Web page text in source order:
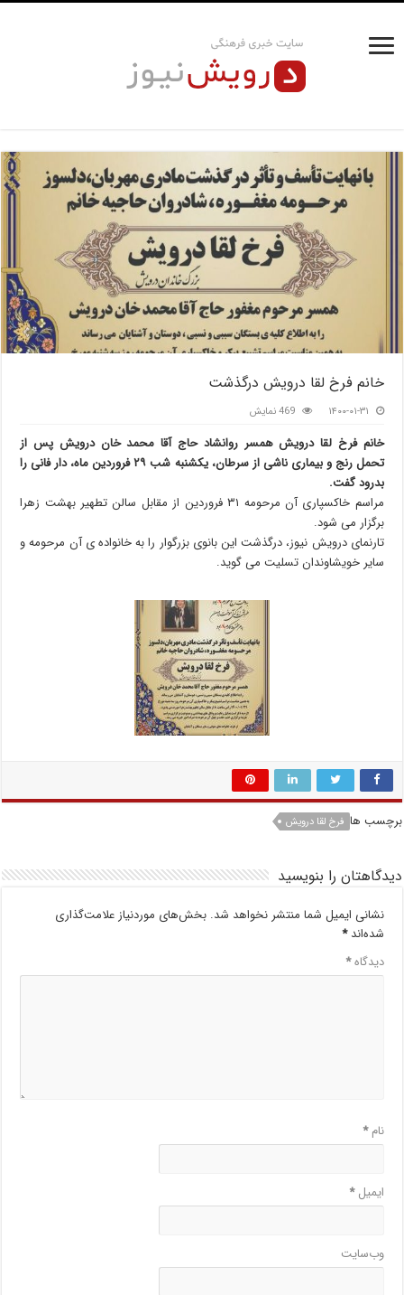
خانم فرخ لقا درویش درگذشت
۱۴۰۰-۰۱-۳۱ 469 نمایش
خانم فرخ لقا درویش همسر روانشاد حاج آقا محمد خان درویش پس از
تحمل رنج و بیماری ناشی از سرطان، یکشنبه شب ۲۹ فروردین ماه، دار فانی را
بدرود گفت.
مراسم خاکسپاری آن مرحومه ۳۱ فروردین از مقابل سالن تطهیر بهشت زهرا
برگزار می شود.
تارنمای درویش نیوز، درگذشت این بانوی بزرگوار را به خانواده ی آن مرحومه و
سایر خویشاوندان تسلیت می گوید.
برچسب ها فرخ لقا درویش
دیدگاهتان را بنویسید
نشانی ایمیل شما منتشر نخواهد شد. بخش‌های موردنیاز علامت‌گذاری
شده‌اند*
دیدگاه*
نام*
ایمیل*
وب‌سایت